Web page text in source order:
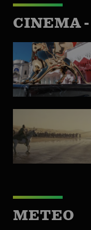
CINEMA
METEO